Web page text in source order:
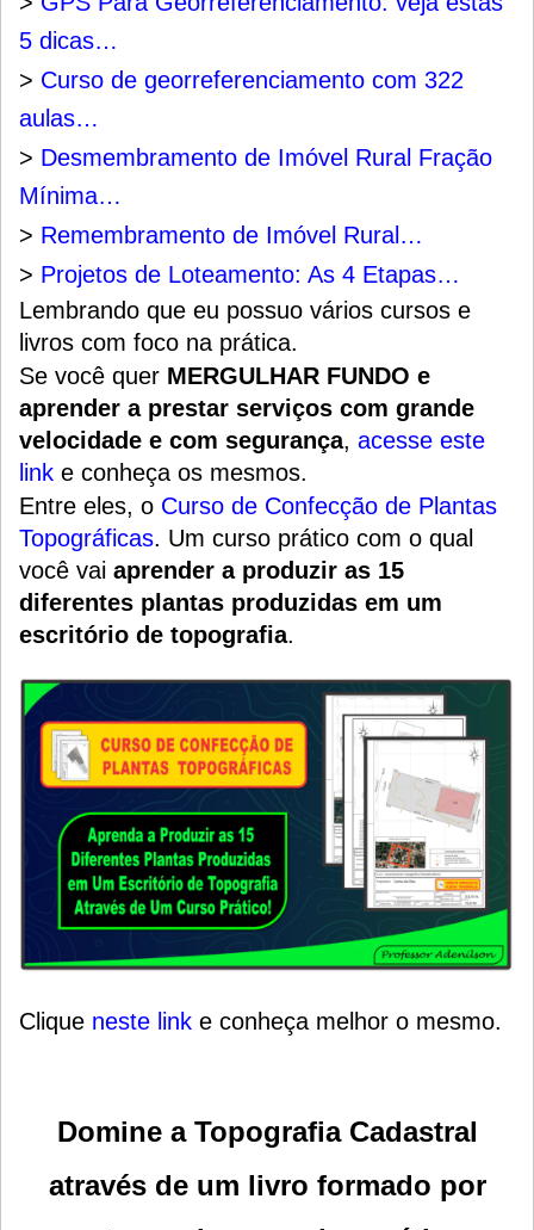
5 dicas…
> Curso de georreferenciamento com 322
aulas…
> Desmembramento de Imóvel Rural Fração
Mínima…
> Remembramento de Imóvel Rural…
> Projetos de Loteamento: As 4 Etapas…
Lembrando que eu possuo vários cursos e
livros com foco na prática.
Se você quer MERGULHAR FUNDO e
aprender a prestar serviços com grande
velocidade e com segurança, acesse este
link e conheça os mesmos.
Entre eles, o Curso de Confecção de Plantas
Topográficas. Um curso prático com o qual
você vai aprender a produzir as 15
diferentes plantas produzidas em um
escritório de topografia.
Clique neste link e conheça melhor o mesmo.
Domine a Topografia Cadastral
através de um livro formado por